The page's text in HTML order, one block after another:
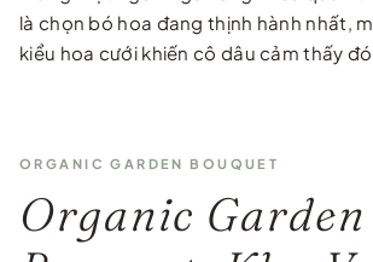
là chọn bó hoa đang thịnh hành nhất,
kiểu hoa cưới khiến cô dâu cảm thấy đó
ORGANIC GARDEN BOUQUET
Organic Garden